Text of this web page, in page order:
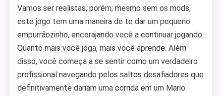
Vamos ser realistas, porém; mesmo sem os mods,
este jogo tem uma maneira de te dar um pequeno
empurrãozinho, encorajando você a continuar jogando.
Quanto mais você joga, mais você aprende. Além
disso, você começa a se sentir como um verdadeiro
profissional navegando pelos saltos desafiadores que
definitivamente dariam uma corrida em um Mario